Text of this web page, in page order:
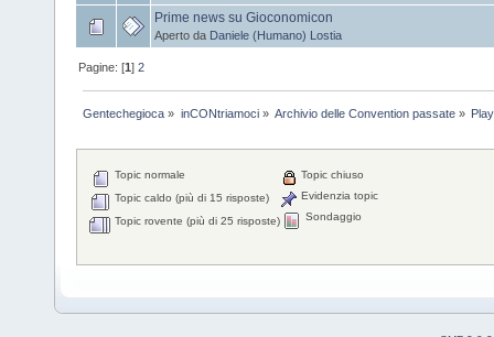
Prime news su Gioconomicon
Aperto da Daniele (Humano) Lostia
Pagine: [1]2
Gentechegioca » inCONtriamoci» Archivio delle Convention passate»
Topic normale
Topic caldo (più di 15 risposte)
Topic rovente (più di 25 risposte)
Topic chiuso
Evidenzia topic
Sondaggio